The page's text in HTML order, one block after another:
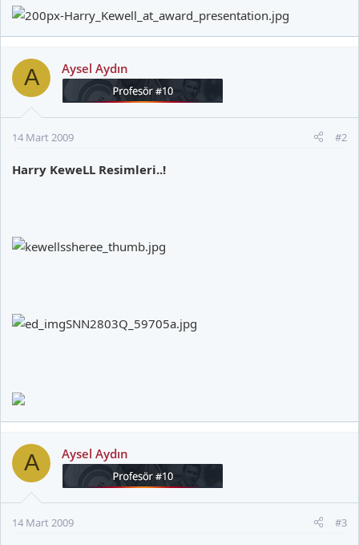
A Aysel Aydın
14 Mart 2009 #2
Harry KeweLL Resimleri..!
A Aysel Aydın
14 Mart 2009 #3